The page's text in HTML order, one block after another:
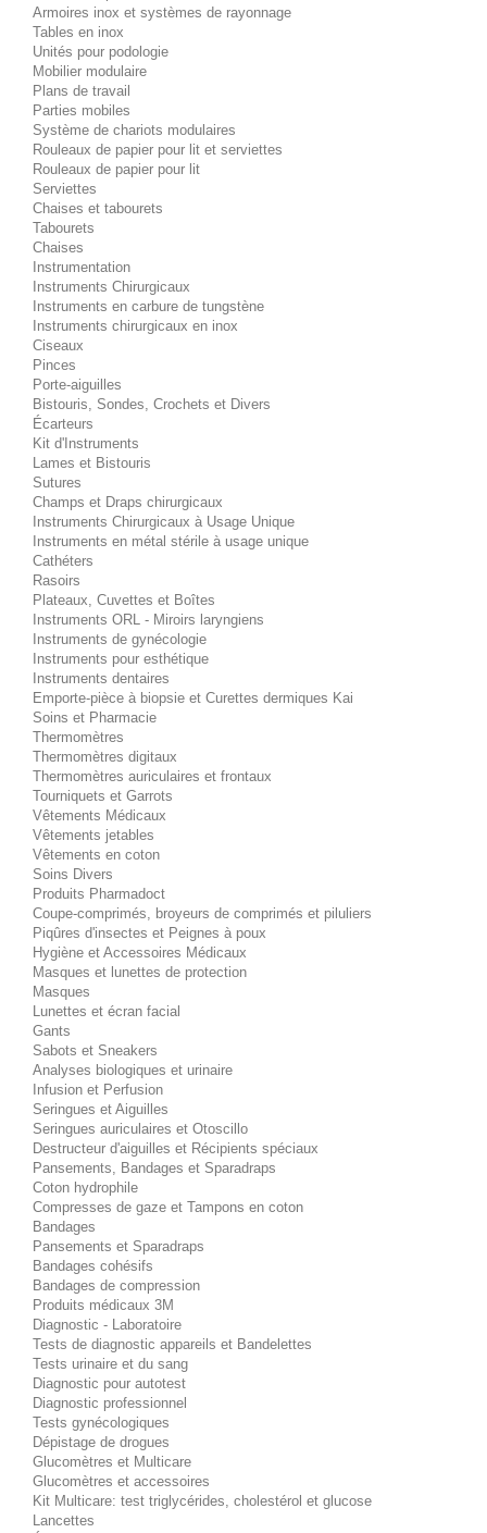
Armoires inox et systèmes de rayonnage
Tables en inox
Unités pour podologie
Mobilier modulaire
Plans de travail
Parties mobiles
Système de chariots modulaires
Rouleaux de papier pour lit et serviettes
Rouleaux de papier pour lit
Serviettes
Chaises et tabourets
Tabourets
Chaises
Instrumentation
Instruments Chirurgicaux
Instruments en carbure de tungstène
Instruments chirurgicaux en inox
Ciseaux
Pinces
Porte-aiguilles
Bistouris, Sondes, Crochets et Divers
Écarteurs
Kit d'Instruments
Lames et Bistouris
Sutures
Champs et Draps chirurgicaux
Instruments Chirurgicaux à Usage Unique
Instruments en métal stérile à usage unique
Cathéters
Rasoirs
Plateaux, Cuvettes et Boîtes
Instruments ORL - Miroirs laryngiens
Instruments de gynécologie
Instruments pour esthétique
Instruments dentaires
Emporte-pièce à biopsie et Curettes dermiques Kai
Soins et Pharmacie
Thermomètres
Thermomètres digitaux
Thermomètres auriculaires et frontaux
Tourniquets et Garrots
Vêtements Médicaux
Vêtements jetables
Vêtements en coton
Soins Divers
Produits Pharmadoct
Coupe-comprimés, broyeurs de comprimés et piluliers
Piqûres d'insectes et Peignes à poux
Hygiène et Accessoires Médicaux
Masques et lunettes de protection
Masques
Lunettes et écran facial
Gants
Sabots et Sneakers
Analyses biologiques et urinaire
Infusion et Perfusion
Seringues et Aiguilles
Seringues auriculaires et Otoscillo
Destructeur d'aiguilles et Récipients spéciaux
Pansements, Bandages et Sparadraps
Coton hydrophile
Compresses de gaze et Tampons en coton
Bandages
Pansements et Sparadraps
Bandages cohésifs
Bandages de compression
Produits médicaux 3M
Diagnostic - Laboratoire
Tests de diagnostic appareils et Bandelettes
Tests urinaire et du sang
Diagnostic pour autotest
Diagnostic professionnel
Tests gynécologiques
Dépistage de drogues
Glucomètres et Multicare
Glucomètres et accessoires
Kit Multicare: test triglycérides, cholestérol et glucose
Lancettes